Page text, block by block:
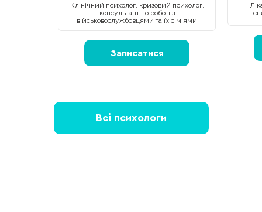
Клінічний психолог, кризовий психолог,
консультант по роботі з
військовослужбовцями та їх сім'ями
Записатися
Всі психологи